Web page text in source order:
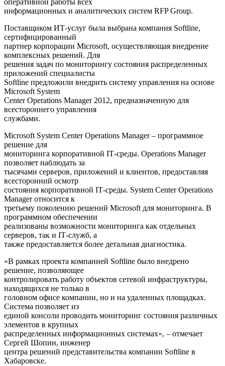
оперативной работы всех
информационных и аналитических систем RFP Group.
Поставщиком ИТ-услуг была выбрана компания Softline,
сертифицированный
партнер корпорации Microsoft, осуществляющая внедрение
комплексных решений. Для
решения задач по мониторингу состояния распределенных
приложений специалисты
Softline предложили внедрить систему управления на основе
Microsoft System
Center Operations Manager 2012, предназначенную для
всестороннего управления
службами.
Microsoft System Center Operations Manager – программное
решение для
мониторинга корпоративной IТ-среды. Operations Manager
позволяет наблюдать за
тысячами серверов, приложений и клиентов, предоставляя
всесторонний осмотр
состояния корпоративной IТ-среды. System Center Operations
Manager относится к
третьему поколению решений Microsoft для мониторинга. В
программном обеспечении
реализованы возможности мониторинга как отдельных
серверов, так и IТ-служб, а
также предоставляется более детальная диагностика.
«В рамках проекта компанией Softline было внедрено
решение, позволяющее
контролировать работу объектов сетевой инфраструктуры,
находящихся не только в
головном офисе компании, но и на удаленных площадках.
Система позволяет из
единой консоли проводить мониторинг состояния различных
элементов в крупных
распределенных информационных системах», – отмечает
Сергей Шопин, инженер
центра решений представительства компании Softline в
Хабаровске.